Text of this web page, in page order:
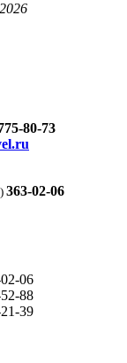
80-73
363-02-06
06
88
39